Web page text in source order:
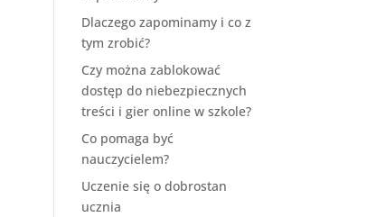
Dlaczego zapominamy i co z
tym zrobić?
Czy można zablokować
dostęp do niebezpiecznych
treści i gier online w szkole?
Co pomaga być
nauczycielem?
Uczenie się o dobrostan
ucznia